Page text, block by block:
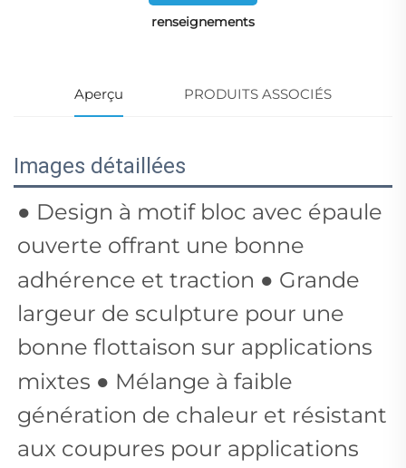
renseignements
Aperçu PRODUITS ASSOCIÉS
Images détaillées
● Design à motif bloc avec épaule
ouverte offrant une bonne
adhérence et traction ● Grande
largeur de sculpture pour une
bonne flottaison sur applications
mixtes ● Mélange à faible
génération de chaleur et résistant
aux coupures pour applications